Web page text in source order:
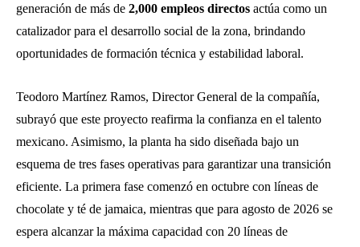
generación de más de 2,000 empleos directos actúa como un
catalizador para el desarrollo social de la zona, brindando
oportunidades de formación técnica y estabilidad laboral.
Teodoro Martínez Ramos, Director General de la compañía,
subrayó que este proyecto reafirma la confianza en el talento
mexicano. Asimismo, la planta ha sido diseñada bajo un
esquema de tres fases operativas para garantizar una transición
eficiente. La primera fase comenzó en octubre con líneas de
chocolate y té de jamaica, mientras que para agosto de 2026 se
espera alcanzar la máxima capacidad con 20 líneas de